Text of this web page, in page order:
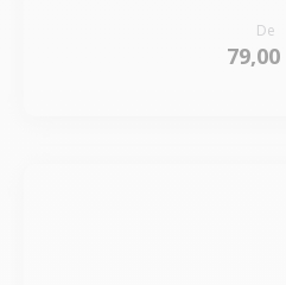
De
79,00